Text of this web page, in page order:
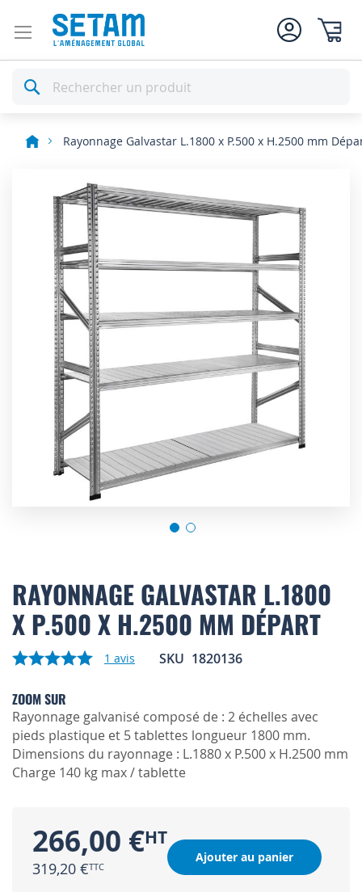
Rechercher
Rayonnage Galvastar L.1800 x P.500 x H.2500 mm
to
the
beginning
of
images
RAYONNAGE GALVASTAR L.1800
X P.500 X H.2500 MM DÉPART
1 avis SKU 1820136
ZOOM SUR
Rayonnage galvanisé composé de : 2 échelles avec
pieds plastique et 5 tablettes longueur 1800 mm.
Dimensions du rayonnage : L.1880 x P.500 x H.2500 mm
Charge 140 kg max / tablette
266,00 €
319,20 €
Ajouter au panier